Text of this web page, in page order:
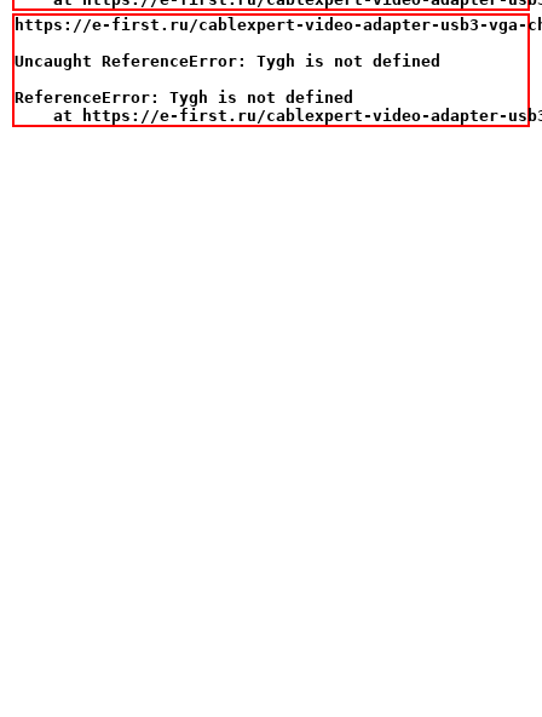
https://e-first.ru/cablexpert-video-adapter-usb3-vga-
Uncaught ReferenceError: Tygh is not defined
ReferenceError: Tygh is not defined
at https://e-first.ru/cablexpert-video-adapter-